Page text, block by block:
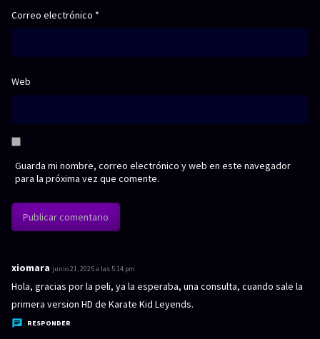
Correo electrónico *
Web
Guarda mi nombre, correo electrónico y web en este navegador
para la próxima vez que comente.
xiomara d
i
c
e
junio 21, 2025 a las 5:14 pm
Hola, gracias por la peli, ya la esperaba, una consulta, cuando sale la
primera version HD de Karate Kid Leyends.
RESPONDER